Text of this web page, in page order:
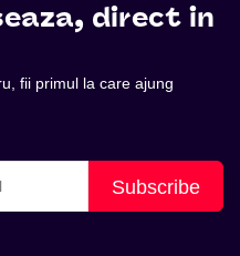
direct in
fii primul la care ajung
Subscribe